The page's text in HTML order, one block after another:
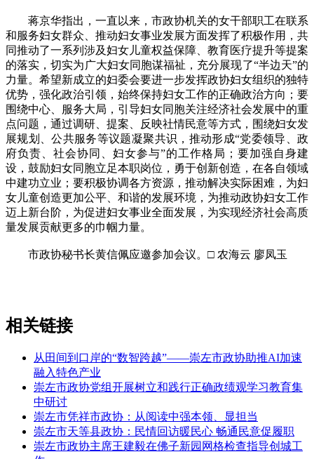
蒋京华指出，一直以来，市政协机关的女干部职工在联系
和服务妇女群众、推动妇女事业发展方面发挥了积极作用，共
同推动了一系列涉及妇女儿童权益保障、教育医疗提升等提案
的落实，切实为广大妇女同胞谋福祉，充分展现了“半边天”的
力量。希望新成立的妇委会要进一步发挥政协妇女组织的独特
优势，强化政治引领，始终保持妇女工作的正确政治方向；要
围绕中心、服务大局，引导妇女同胞关注经济社会发展中的重
点问题，通过调研、提案、反映社情民意等方式，围绕妇女发
展规划、公共服务等议题凝聚共识，推动形成“党委领导、政
府负责、社会协同、妇女参与”的工作格局；要加强自身建
设，鼓励妇女同胞立足本职岗位，勇于创新创造，在各自领域
中建功立业；要积极协调各方资源，推动解决实际困难，为妇
女儿童创造更加公平、和谐的发展环境，为推动政协妇女工作
迈上新台阶，为促进妇女事业全面发展，为实现经济社会高质
量发展贡献更多的巾帼力量。
市政协秘书长黄信佩应邀参加会议。□ 农海云 廖凤玉
相关链接
从田间到口岸的“数智跨越”——崇左市政协助推AI加速
融入特色产业
崇左市政协党组开展树立和践行正确政绩观学习教育集
中研讨
崇左市凭祥市政协：从阅读中强本领、显担当
崇左市天等县政协：民情回访暖民心 畅通民意促履职
崇左市政协主席王建毅在佛子新园网格检查指导创城工